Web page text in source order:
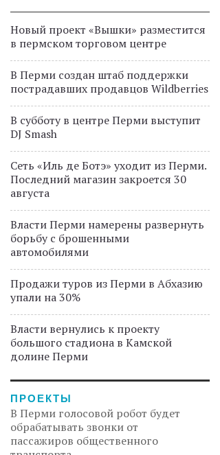
Новый проект «Вышки» разместится
в пермском торговом центре
В Перми создан штаб поддержки
пострадавших продавцов Wildberries
В субботу в центре Перми выступит
DJ Smash
Сеть «Иль де Ботэ» уходит из Перми.
Последний магазин закроется 30
августа
Власти Перми намерены развернуть
борьбу с брошенными
автомобилями
Продажи туров из Перми в Абхазию
упали на 30%
Власти вернулись к проекту
большого стадиона в Камской
долине Перми
ПРОЕКТЫ
В Перми голосовой робот будет
обрабатывать звонки от
пассажиров общественного